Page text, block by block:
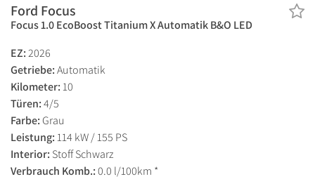
Ford Focus
Focus 1.0 EcoBoost Titanium X Automatik B&O LED
EZ:2026
Getriebe:Automatik
Kilometer: 10
Türen:4/5
Farbe: Grau
Leistung: 114 kW / 155 PS
Interior: Stoff Schwarz
Verbrauch Komb.:0.0 l/100km *